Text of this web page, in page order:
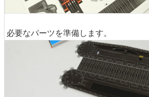
必要なパーツを準備します。